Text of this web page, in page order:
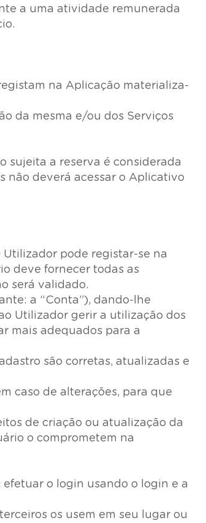
a uma atividade remunerada
na Aplicação materializa-
da mesma e/ou dos Serviços
sujeita a reserva é considerada
não deverá acessar o Aplicativo
Utilizador pode registar-se na
deve fornecer todas as
será validado.
a “Conta”), dando-lhe
Utilizador gerir a utilização dos
mais adequados para a
são corretas, atualizadas e
caso de alterações, para que
de criação ou atualização da
o comprometem na
efetuar o login usando o login e a
os usem em seu lugar ou